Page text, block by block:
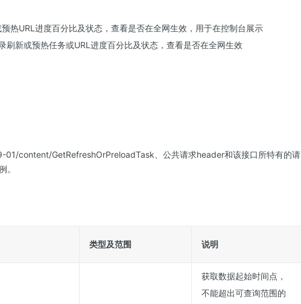
热URL进度百分比及状态，查看是否在全网生效，用于在控制台展示
刷新或预热任务或URL进度百分比及状态，查看是否在全网生效
01/content/GetRefreshOrPreloadTask、公共请求header和该接口所特有的请
。
类型及范围 说明
获取数据起始时间点，
不能超出可查询范围的